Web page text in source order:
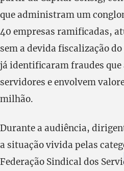
que administram um
40 empresas ramificadas,
sem a devida fiscalização
já identificaram fraudes que
servidores e envolvem
milhão.
Durante a audiência,
a situação vivida pelas
Federação Sindical dos